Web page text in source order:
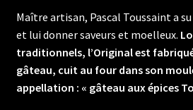
Maître artisan, Pascal Toussaint a
et lui donner saveurs et moelleux.
traditionnels, l’Original est
gâteau, cuit au four dans son
appellation : « gâteau aux épices